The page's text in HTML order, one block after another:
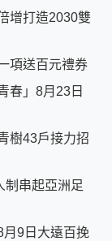
增打造2030雙
項送百元禮券
春」8月23日
樹43戶接力招
串起亞洲足
月9日大遠百挽